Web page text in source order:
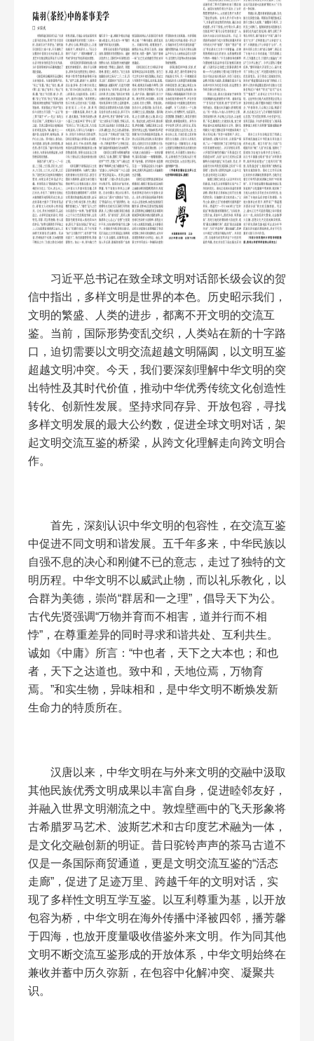
习近平总书记在致全球文明对话部长级会议的贺
信中指出，多样文明是世界的本色。历史昭示我们，
文明的繁盛、人类的进步，都离不开文明的交流互
鉴。当前，国际形势变乱交织，人类站在新的十字路
口，迫切需要以文明交流超越文明隔阂，以文明互鉴
超越文明冲突。今天，我们要深刻理解中华文明的突
出特性及其时代价值，推动中华优秀传统文化创造性
转化、创新性发展。坚持求同存异、开放包容，寻找
多样文明发展的最大公约数，促进全球文明对话，架
起文明交流互鉴的桥梁，从跨文化理解走向跨文明合
作。
首先，深刻认识中华文明的包容性，在交流互鉴
中促进不同文明和谐发展。五千年多来，中华民族以
自强不息的决心和刚健不已的意志，走过了独特的文
明历程。中华文明不以威武止物，而以礼乐教化，以
合群为美德，崇尚“群居和一之理”，倡导天下为公。
古代先贤强调“万物并育而不相害，道并行而不相
悖”，在尊重差异的同时寻求和谐共处、互利共生。
诚如《中庸》所言：“中也者，天下之大本也；和也
者，天下之达道也。致中和，天地位焉，万物育
焉。”和实生物，异味相和，是中华文明不断焕发新
生命力的特质所在。
汉唐以来，中华文明在与外来文明的交融中汲取
其他民族优秀文明成果以丰富自身，促进睦邻友好，
并融入世界文明潮流之中。敦煌壁画中的飞天形象将
古希腊罗马艺术、波斯艺术和古印度艺术融为一体，
是文化交融创新的明证。昔日驼铃声声的茶马古道不
仅是一条国际商贸通道，更是文明交流互鉴的“活态
走廊”，促进了足迹万里、跨越千年的文明对话，实
现了多样性文明互学互鉴。以互利尊重为基，以开放
包容为桥，中华文明在海外传播中泽被四邻，播芳馨
于四海，也放开度量吸收借鉴外来文明。作为同其他
文明不断交流互鉴形成的开放体系，中华文明始终在
兼收并蓄中历久弥新，在包容中化解冲突、凝聚共
识。